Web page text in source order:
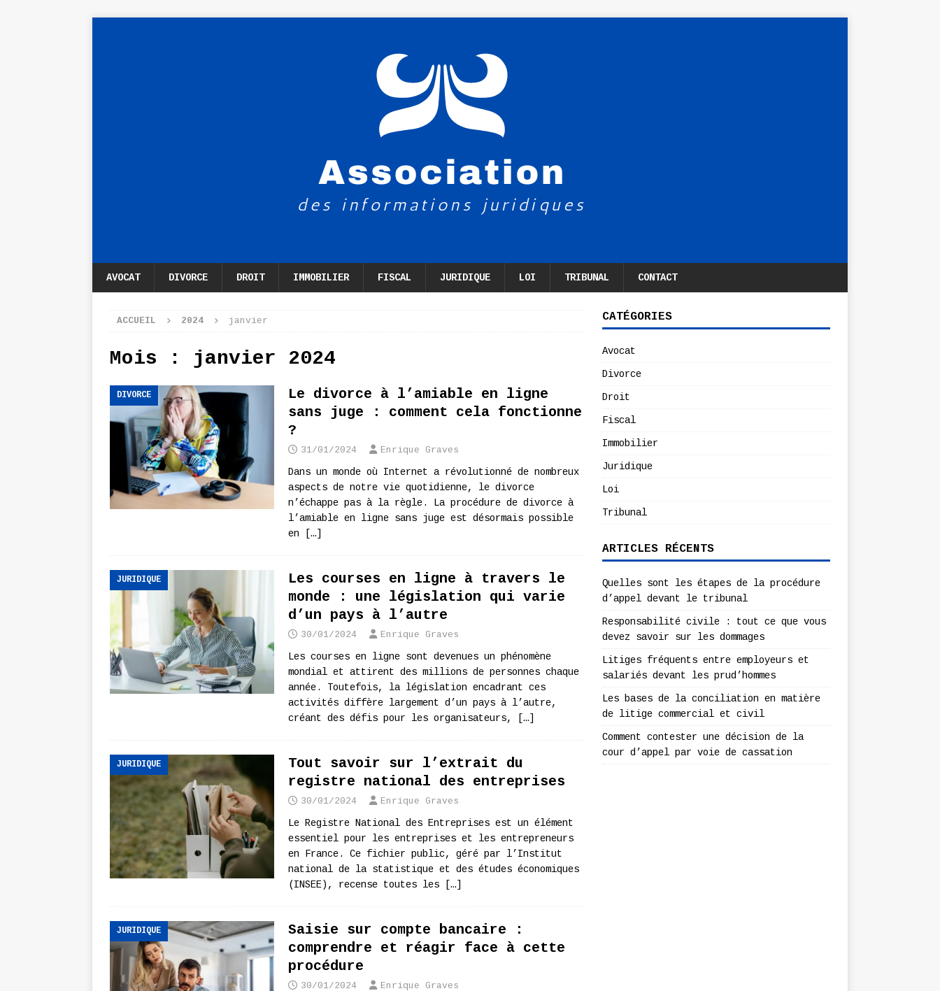
AVOCAT DIVORCE DROIT IMMOBILIER FISCAL JURIDIQUE LOI TRIBUNAL CONTACT
ACCUEIL 2024 janvier
Mois : janvier 2024
DIVORCE
Le divorce à l’amiable en ligne
sans juge : comment cela fonctionne
?
31/01/2024 Enrique Graves
Dans un monde où Internet a révolutionné de nombreux
aspects de notre vie quotidienne, le divorce
n’échappe pas à la règle. La procédure de divorce à
l’amiable en ligne sans juge est désormais possible
en
[…]
JURIDIQUE
Les courses en ligne à travers le
monde : une législation qui varie
d’un pays à l’autre
30/01/2024 Enrique Graves
Les courses en ligne sont devenues un phénomène
mondial et attirent des millions de personnes chaque
année. Toutefois, la législation encadrant ces
activités diffère largement d’un pays à l’autre,
créant des défis pour les organisateurs,
[…]
JURIDIQUE
Tout savoir sur l’extrait du
registre national des entreprises
30/01/2024 Enrique Graves
Le Registre National des Entreprises est un élément
essentiel pour les entreprises et les entrepreneurs
en France. Ce fichier public, géré par l’Institut
national de la statistique et des études économiques
(INSEE), recense toutes les
[…]
JURIDIQUE
Saisie sur compte bancaire :
comprendre et réagir face à cette
procédure
30/01/2024 Enrique Graves
CATÉGORIES
Avocat
Divorce
Droit
Fiscal
Immobilier
Juridique
Loi
Tribunal
ARTICLES RÉCENTS
Quelles sont les étapes de la procédure
d’appel devant le tribunal
Responsabilité civile : tout ce que vous
devez savoir sur les dommages
Litiges fréquents entre employeurs et
salariés devant les prud’hommes
Les bases de la conciliation en matière
de litige commercial et civil
Comment contester une décision de la
cour d’appel par voie de cassation